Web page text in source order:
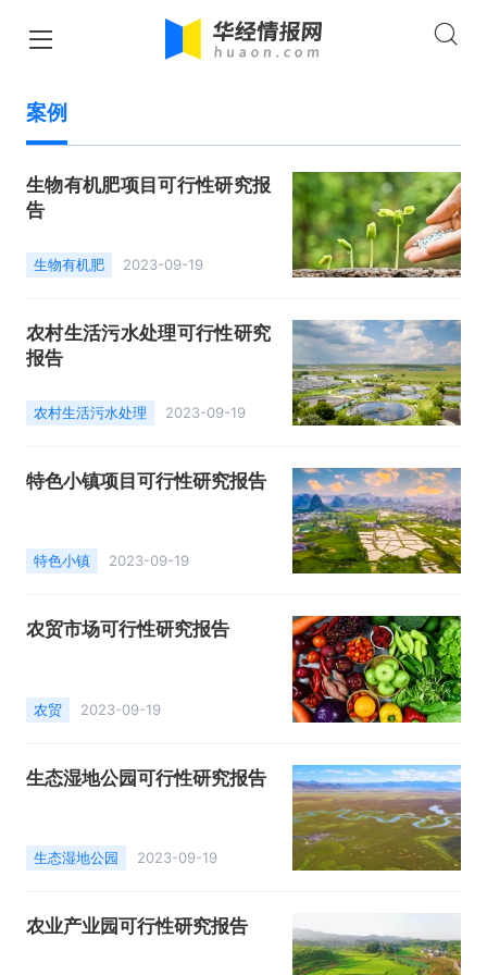
案例
生物有机肥项目可行性研究报
告
生物有机肥 2023-09-19
农村生活污水处理可行性研究
报告
农村生活污水处理 2023-09-19
特色小镇项目可行性研究报告
特色小镇 2023-09-19
农贸市场可行性研究报告
农贸 2023-09-19
生态湿地公园可行性研究报告
生态湿地公园 2023-09-19
农业产业园可行性研究报告